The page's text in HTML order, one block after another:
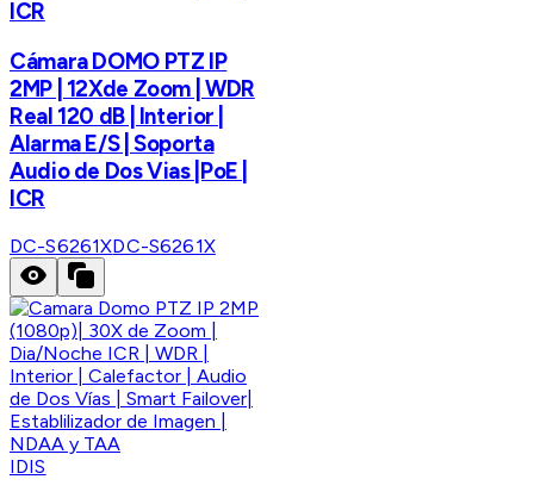
ICR
Cámara DOMO PTZ IP
2MP | 12Xde Zoom | WDR
Real 120 dB | Interior |
Alarma E/S | Soporta
Audio de Dos Vias |PoE |
ICR
DC-S6261XDC-S6261X
IDIS